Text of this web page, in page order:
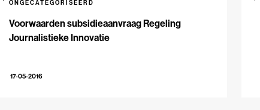
Voorwaarden subsidieaanvraag Regeling
Journalistieke Innovatie
ONGECATEGORISEERD
17-05-2016